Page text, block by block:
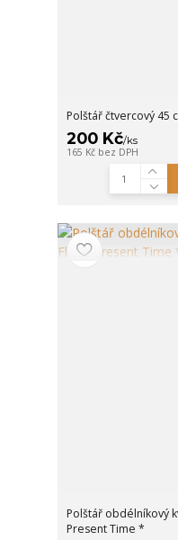
Polštář čtvercový 45
200 Kč/ks
165 Kč bez DPH
Polštář obdélníkový
Present Time *